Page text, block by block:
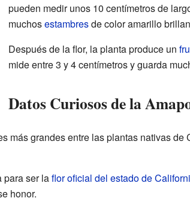
pueden medir unos 10 centímetros de
muchosestambresde color amarillo
Después de la flor, la planta produce un
mide entre 3 y 4 centímetros y guarda
Datos Curiosos de la
más grandes entre las plantas nativas
para ser laflor oficial del estado de
honor.